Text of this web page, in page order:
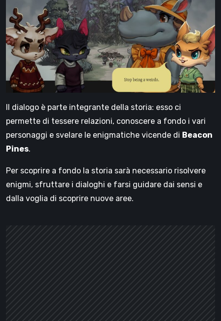
Il dialogo è parte integrante della storia: esso ci
permette di tessere relazioni, conoscere a fondo i vari
personaggi e svelare le enigmatiche vicende di Beacon
Pines.
Per scoprire a fondo la storia sarà necessario risolvere
enigmi, sfruttare i dialoghi e farsi guidare dai sensi e
dalla voglia di scoprire nuove aree.